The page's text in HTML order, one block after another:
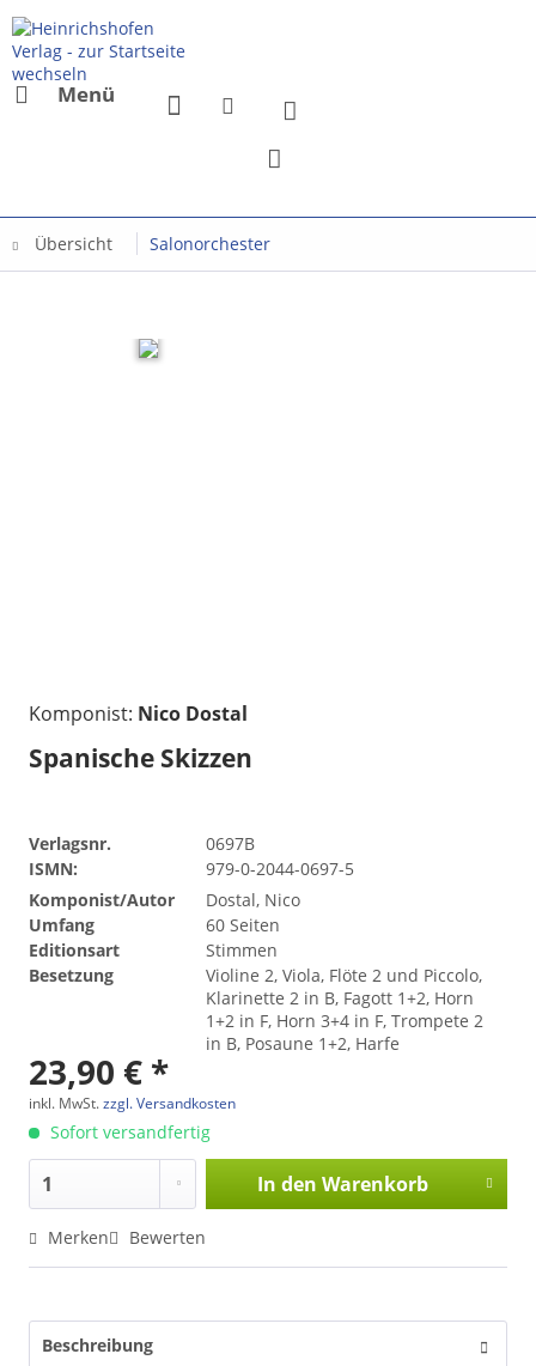
Menü
Übersicht Salonorchester
Komponist: Nico Dostal
Spanische Skizzen
Verlagsnr.
0697B
ISMN:
979-0-2044-0697-5
Komponist/Autor
Dostal, Nico
Umfang
60 Seiten
Editionsart
Stimmen
Besetzung
Violine 2, Viola, Flöte 2 und Piccolo,
Klarinette 2 in B, Fagott 1+2, Horn
1+2 in F, Horn 3+4 in F, Trompete 2
in B, Posaune 1+2, Harfe
23,90 € *
inkl. MwSt.zzgl. Versandkosten
Sofort versandfertig
In den Warenkorb
Merken Bewerten
Beschreibung